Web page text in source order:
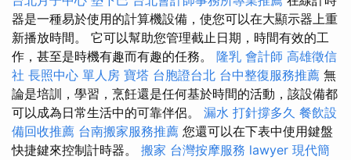
器是一種易於使用的計算機設備，使您可以在大顯示器上重
新播放時間。 它可以幫助您管理截止日期，時間有效的工
作，甚至是時機有趣而有趣的任務。 隆乳 會計師 高雄徵信
社 長照中心 單人房 寶塔 台胞證台北 台中整復服務推薦 無
論是培訓，學習，烹飪還是任何基於時間的活動，該設備都
可以成為日常生活中的可靠伴侶。 漏水 打針撐多久 餐飲設
備回收推薦 台南搬家服務推薦 您還可以在下表中使用鍵盤
快捷鍵來控制計時器。 搬家 台灣按摩服務 lawyer 現代簡